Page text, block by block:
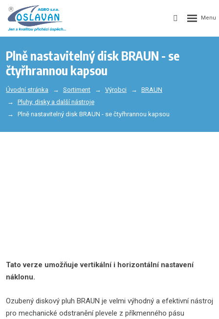
Plně nastavitelný disk BRAUN - se
čtyřhrannou kapsou
Úvodní stránka Sortiment Výrobci
BRAUN
Pluhy, disky a další nástroje
Plně nastavitelný disk BRAUN - se čtyřhrannou kapsou
Tato verze umožňuje vertikální i horizontální nastavení
náklonu.
Ozubený diskový pluh BRAUN je velmi výhodný a efektivní nástroj
pro mechanické odstranění plevele z příkmenného pásu